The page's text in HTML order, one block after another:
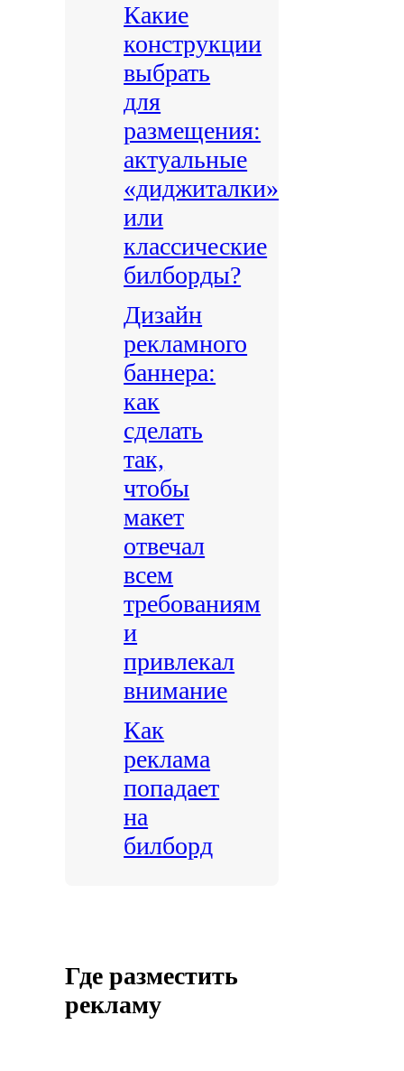
Какие
конструкции
выбрать
для
размещения:
актуальные
«диджиталки»
или
классические
билборды?
Дизайн
рекламного
баннера:
как
сделать
так,
чтобы
макет
отвечал
всем
требованиям
и
привлекал
внимание
Как
реклама
попадает
на
билборд
Где разместить
рекламу